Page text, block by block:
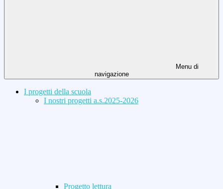
Menu di
navigazione
I progetti della scuola
I nostri progetti a.s.2025-2026
Progetto lettura